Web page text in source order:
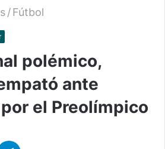
/Fútbol
polémico,
ante
el Preolímpico